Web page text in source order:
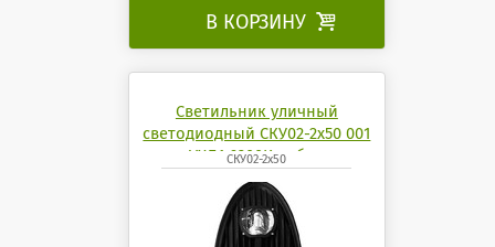
В КОРЗИНУ 
Светильник уличный
светодиодный СКУ02-2x50 001
УХЛ1 6200K кобра
СКУ02-2x50